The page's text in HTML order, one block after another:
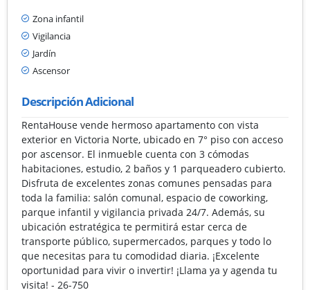
Zona infantil
Vigilancia
Jardín
Ascensor
Descripción Adicional
RentaHouse vende hermoso apartamento con vista
exterior en Victoria Norte, ubicado en 7° piso con acceso
por ascensor. El inmueble cuenta con 3 cómodas
habitaciones, estudio, 2 baños y 1 parqueadero cubierto.
Disfruta de excelentes zonas comunes pensadas para
toda la familia: salón comunal, espacio de coworking,
parque infantil y vigilancia privada 24/7. Además, su
ubicación estratégica te permitirá estar cerca de
transporte público, supermercados, parques y todo lo
que necesitas para tu comodidad diaria. ¡Excelente
oportunidad para vivir o invertir! ¡Llama ya y agenda tu
visita! - 26-750